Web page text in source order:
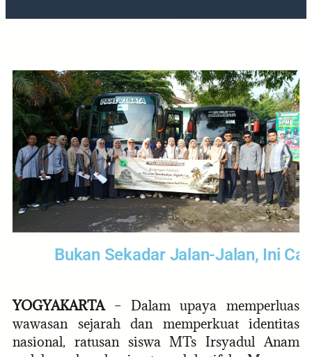
Bukan Sekadar Jalan-Jalan, Ini
YOGYAKARTA – Dalam upaya memperluas
wawasan sejarah dan memperkuat identitas
nasional, ratusan siswa MTs Irsyadul Anam